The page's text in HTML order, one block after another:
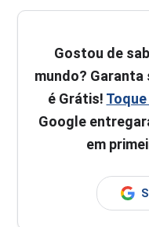
Gostou de
mundo?
é Grátis!
Google
em